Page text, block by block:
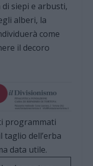
siepi e arbusti,
alberi, la
come
il decoro
programmati
taglio dell’erba
data utile.